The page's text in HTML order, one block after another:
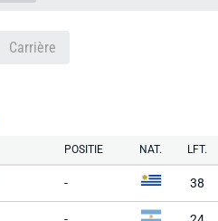
Carrière
POSITIE NAT. LFT.
- 38